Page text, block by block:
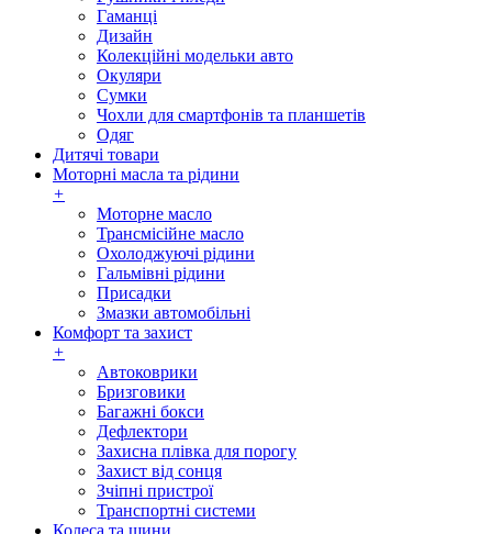
Гаманці
Дизайн
Колекційні модельки авто
Окуляри
Сумки
Чохли для смартфонів та планшетів
Одяг
Дитячі товари
Моторні масла та рідини
+
Моторне масло
Трансмісійне масло
Охолоджуючі рідини
Гальмівні рідини
Присадки
Змазки автомобільні
Комфорт та захист
+
Автоковрики
Бризговики
Багажні бокси
Дефлектори
Захисна плівка для порогу
Захист від сонця
Зчіпні пристрої
Транспортні системи
Колеса та шини